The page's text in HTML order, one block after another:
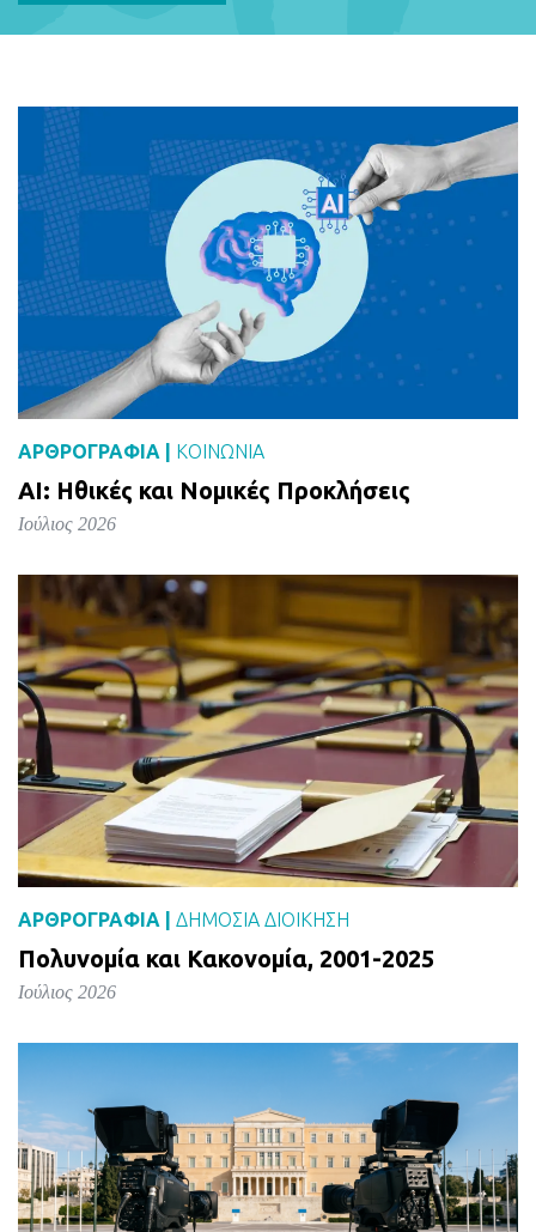
ΑΡΘΡΟΓΡΑΦΙΑ | ΚΟΙΝΩΝΙΑ
AI: Ηθικές και Νομικές Προκλήσεις
Ιούλιος 2026
ΑΡΘΡΟΓΡΑΦΙΑ | ΔΗΜΌΣΙΑ ΔΙΟΊΚΗΣΗ
Πολυνομία και Κακονομία, 2001-2025
Ιούλιος 2026